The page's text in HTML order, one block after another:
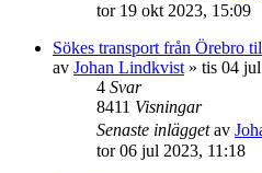
tor 19 okt 2023, 15:09
Sökes transport från Örebro
av Johan Lindkvist » tis 04
4 Svar
8411 Visningar
Senaste inläggetav
tor 06 jul 2023, 11:18